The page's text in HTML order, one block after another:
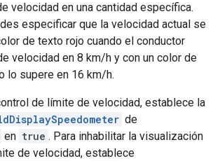
velocidad en una cantidad específica.
especificar que la velocidad actual se
de texto rojo cuando el conductor
velocidad en 8 km/h y con un color de
lo supere en 16 km/h.
de límite de velocidad, establece la
de
en true . Para inhabilitar la visualización
de velocidad, establece